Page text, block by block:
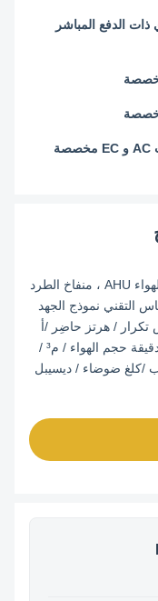
المباشر
مراوح الطرد المركزي EC لوحدة معالجة الهواء AHU ، منفاخ الطرد
نموذج الجهد
/ هرتز حاضِر /أ
مدخل الطاقة / دبليو سرعة / دورة في الدقيقة حجم الهواء / م³ /
ضوضاء / ديسيبل